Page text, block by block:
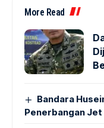
More Read
Bandara
Penerbangan Jet